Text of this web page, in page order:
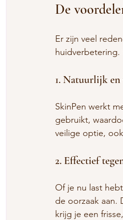
De
Er zijn veel
1. Natuurlijk
SkinPen werkt
gebruikt,
veilige optie,
2. Effectief
Of je nu last
de oorzaak aan.
krijg je een